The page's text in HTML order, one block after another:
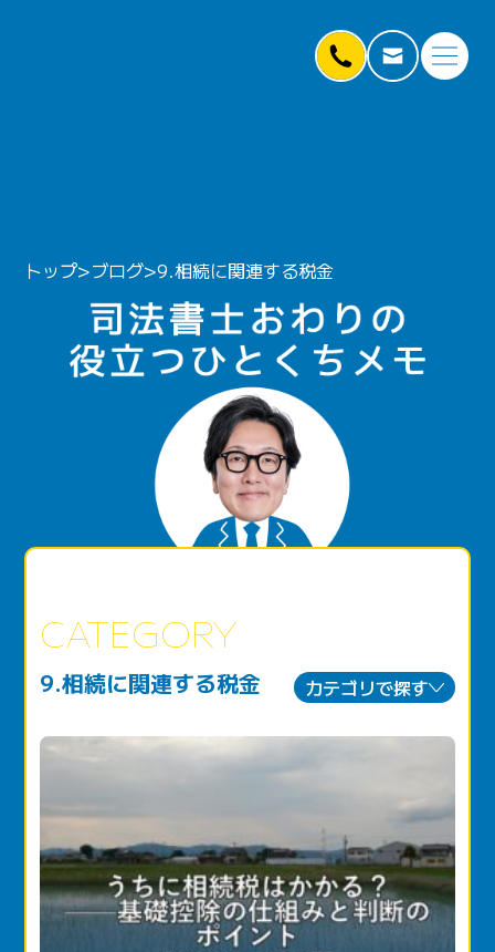
トップ>ブログ>9.相続に関連する税金
CATEGORY
9.相続に関連する税金 カテゴリで探す